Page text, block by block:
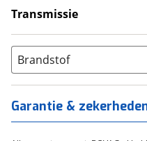
Transmissie
Brandstof
Garantie &